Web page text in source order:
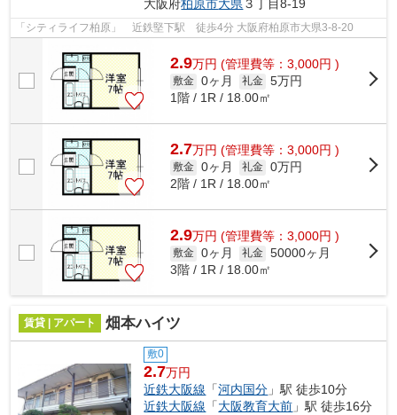
大阪府柏原市大県 ３丁目8-19
「シティライフ柏原」 近鉄堅下駅 徒歩4分 大阪府柏原市大県3-8-20
2.9万円 (管理費等：3,000円 )
敷金 0ヶ月 礼金 5万円
1階 / 1R / 18.00㎡
2.7万円 (管理費等：3,000円 )
敷金 0ヶ月 礼金 0万円
2階 / 1R / 18.00㎡
2.9万円 (管理費等：3,000円 )
敷金 0ヶ月 礼金 50000ヶ月
3階 / 1R / 18.00㎡
賃貸 | アパート 畑本ハイツ
敷0
2.7万円
近鉄大阪線 「河内国分 」駅 徒歩10分
近鉄大阪線 「大阪教育大前 」駅 徒歩16分